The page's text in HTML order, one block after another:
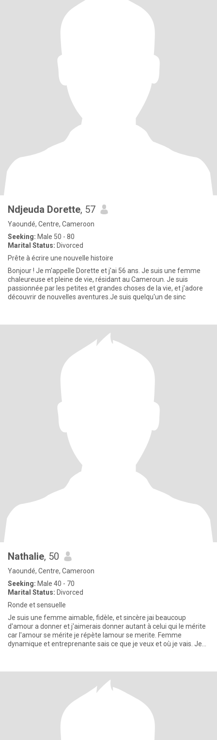
Ndjeuda Dorette, 57
Yaoundé, Centre, Cameroon
Seeking: Male 50 - 80
Marital Status: Divorced
Prête à écrire une nouvelle histoire
Bonjour ! Je m'appelle Dorette et j'ai 56 ans. Je suis une femme
chaleureuse et pleine de vie, résidant au Cameroun. Je suis
passionnée par les petites et grandes choses de la vie, et j'adore
découvrir de nouvelles aventures.Je suis quelqu'un de sinc
Nathalie, 50
Yaoundé, Centre, Cameroon
Seeking: Male 40 - 70
Marital Status: Divorced
Ronde et sensuelle
Je suis une femme aimable, fidèle, et sincère jai beaucoup
d'amour a donner et j'aimerais donner autant à celui qui le mérite
car l'amour se mérite je répète lamour se merite. Femme
dynamique et entreprenante sais ce que je veux et où je vais. Je